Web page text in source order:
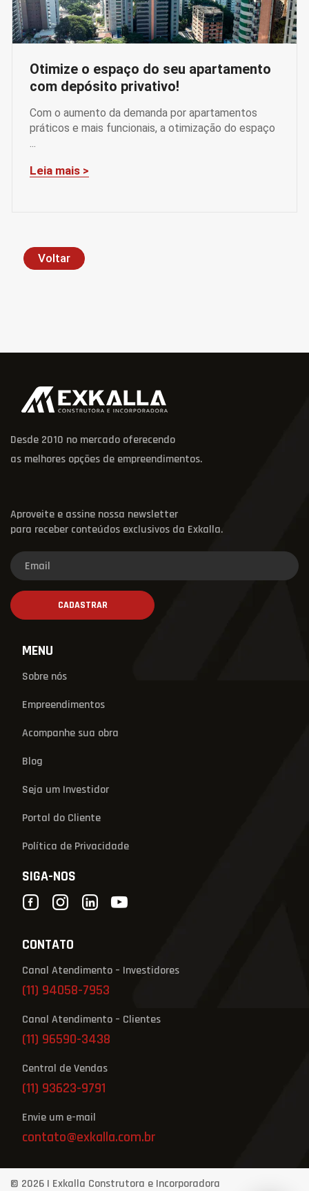
Otimize o espaço do seu apartamento
com depósito privativo!
Com o aumento da demanda por apartamentos
práticos e mais funcionais, a otimização do espaço
...
Leia mais >
Voltar
Desde 2010 no mercado oferecendo
as melhores opções de empreendimentos.
Aproveite e assine nossa newsletter
para receber conteúdos exclusivos da Exkalla.
MENU
Sobre nós
Empreendimentos
Acompanhe sua obra
Blog
Seja um Investidor
Portal do Cliente
Política de Privacidade
SIGA-NOS
CONTATO
Canal Atendimento – Investidores
(11) 94058-7953
Canal Atendimento – Clientes
(11) 96590-3438
Central de Vendas
(11) 93623-9791
Envie um e-mail
contato@exkalla.com.br
© 2026 | Exkalla Construtora e Incorporadora